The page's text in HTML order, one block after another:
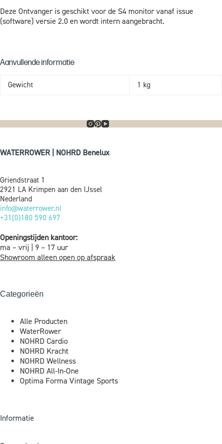
Deze Ontvanger is geschikt voor de S4 monitor vanaf issue
(software) versie 2.0 en wordt intern aangebracht.
Aanvullende informatie
Gewicht 1 kg
WATERROWER | NOHRD Benelux
Griendstraat 1
2921 LA Krimpen aan den IJssel
Nederland
info@waterrower.nl
+31(0)180 590 697
Openingstijden kantoor:
ma – vrij | 9 – 17 uur
Showroom alleen open op afspraak
Categorieën
Alle Producten
WaterRower
NOHRD Cardio
NOHRD Kracht
NOHRD Wellness
NOHRD All-In-One
Optima Forma Vintage Sports
Informatie